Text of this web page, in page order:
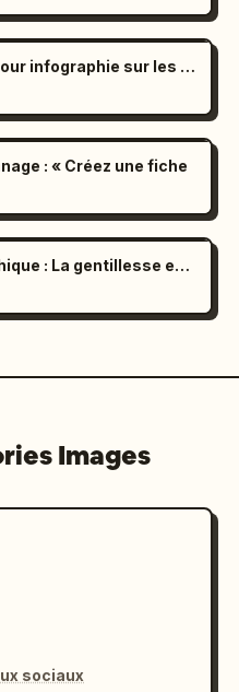
Mise en page esthétique pour infographie sur les dialectes ethniques
: « Créez une fiche
Storyboard cinématographique : La gentillesse en couleurs
Images
sociaux